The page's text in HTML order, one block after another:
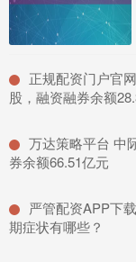
正规配资门户官
股，融资融券余额
万达策略平台 中
券余额66.51亿元
严管配资APP下
期症状有哪些？